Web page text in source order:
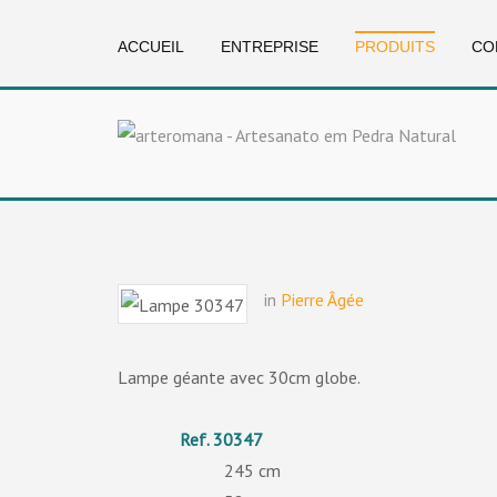
ACCUEIL ENTREPRISE PRODUITS
in Pierre Âgée
Lampe géante avec 30cm globe.
30347
245